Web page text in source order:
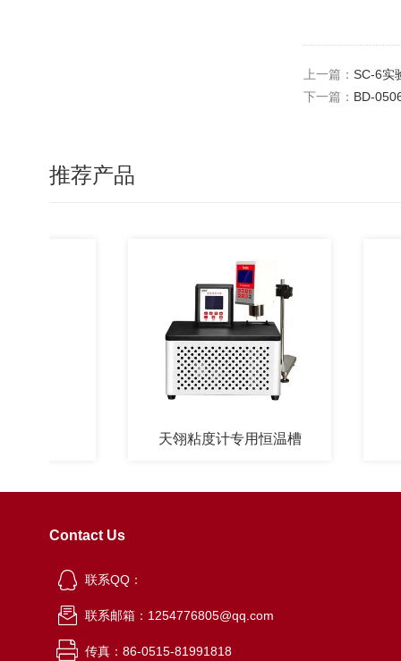
上一篇： SC-6实
下一篇： BD-
推荐产品
天翎粘度计专用恒温槽
Contact Us
联系QQ：
联系邮箱：1254776805@qq.com
传真：86-0515-81991818